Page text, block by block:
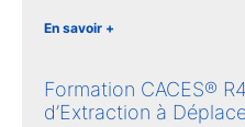
En savoir +
Formation CACES®
d’Extraction à